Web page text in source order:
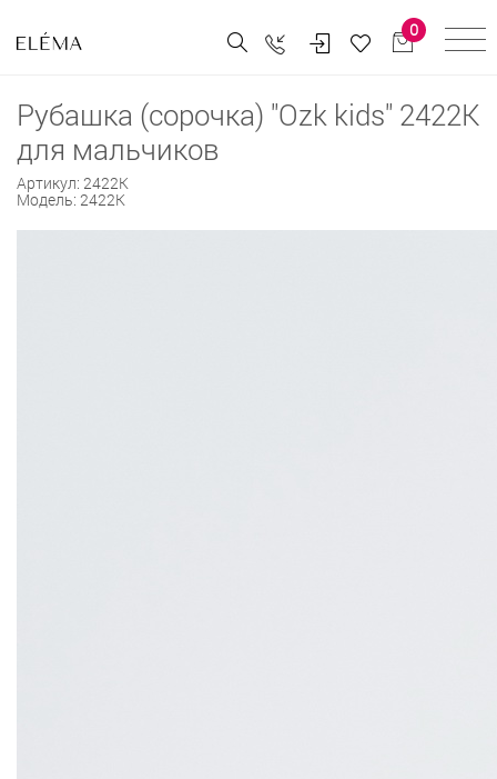
0
Рубашка (сорочка) "Ozk kids" 2422K
для мальчиков
Артикул: 2422K
Модель: 2422K